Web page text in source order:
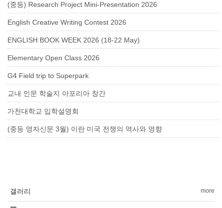
(중등) Research Project Mini-Presentation 2026
English Creative Writing Contest 2026
ENGLISH BOOK WEEK 2026 (18-22 May)
Elementary Open Class 2026
G4 Field trip to Superpark
교내 인문 학술지 아포리아 창간
가천대학교 입학설명회
(중등 영자신문 3월) 이란 미국 전쟁의 역사와 영향
갤러리 more